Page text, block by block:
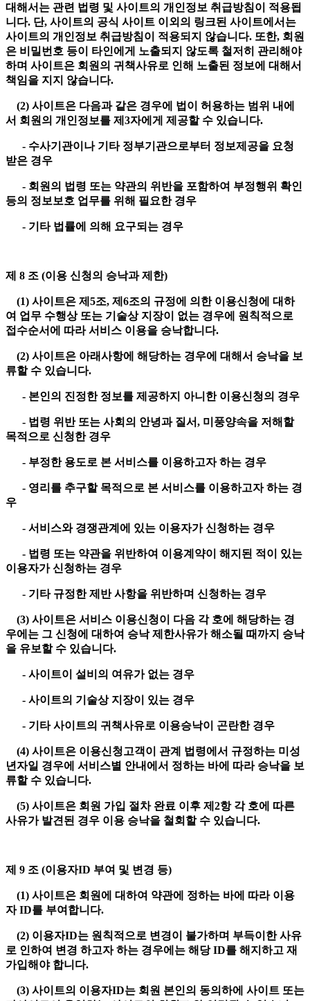
대해서는 관련 법령 및 사이트의 개인정보 취급방침이 적용됩
니다. 단, 사이트의 공식 사이트 이외의 링크된 사이트에서는
사이트의 개인정보 취급방침이 적용되지 않습니다. 또한, 회원
은 비밀번호 등이 타인에게 노출되지 않도록 철저히 관리해야
하며 사이트은 회원의 귀책사유로 인해 노출된 정보에 대해서
책임을 지지 않습니다.
(2) 사이트은 다음과 같은 경우에 법이 허용하는 범위 내에
서 회원의 개인정보를 제3자에게 제공할 수 있습니다.
- 수사기관이나 기타 정부기관으로부터 정보제공을 요청
받은 경우
- 회원의 법령 또는 약관의 위반을 포함하여 부정행위 확인
등의 정보보호 업무를 위해 필요한 경우
- 기타 법률에 의해 요구되는 경우
제 8 조 (이용 신청의 승낙과 제한)
(1) 사이트은 제5조, 제6조의 규정에 의한 이용신청에 대하
여 업무 수행상 또는 기술상 지장이 없는 경우에 원칙적으로
접수순서에 따라 서비스 이용을 승낙합니다.
(2) 사이트은 아래사항에 해당하는 경우에 대해서 승낙을 보
류할 수 있습니다.
- 본인의 진정한 정보를 제공하지 아니한 이용신청의 경우
- 법령 위반 또는 사회의 안녕과 질서, 미풍양속을 저해할
목적으로 신청한 경우
- 부정한 용도로 본 서비스를 이용하고자 하는 경우
- 영리를 추구할 목적으로 본 서비스를 이용하고자 하는 경
우
- 서비스와 경쟁관계에 있는 이용자가 신청하는 경우
- 법령 또는 약관을 위반하여 이용계약이 해지된 적이 있는
이용자가 신청하는 경우
- 기타 규정한 제반 사항을 위반하며 신청하는 경우
(3) 사이트은 서비스 이용신청이 다음 각 호에 해당하는 경
우에는 그 신청에 대하여 승낙 제한사유가 해소될 때까지 승낙
을 유보할 수 있습니다.
- 사이트이 설비의 여유가 없는 경우
- 사이트의 기술상 지장이 있는 경우
- 기타 사이트의 귀책사유로 이용승낙이 곤란한 경우
(4) 사이트은 이용신청고객이 관계 법령에서 규정하는 미성
년자일 경우에 서비스별 안내에서 정하는 바에 따라 승낙을 보
류할 수 있습니다.
(5) 사이트은 회원 가입 절차 완료 이후 제2항 각 호에 따른
사유가 발견된 경우 이용 승낙을 철회할 수 있습니다.
제 9 조 (이용자ID 부여 및 변경 등)
(1) 사이트은 회원에 대하여 약관에 정하는 바에 따라 이용
자 ID를 부여합니다.
(2) 이용자ID는 원칙적으로 변경이 불가하며 부득이한 사유
로 인하여 변경 하고자 하는 경우에는 해당 ID를 해지하고 재
가입해야 합니다.
(3) 사이트의 이용자ID는 회원 본인의 동의하에 사이트 또는